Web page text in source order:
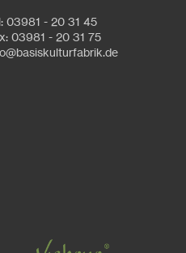
03981 - 20 31 45
03981 - 20 31 75